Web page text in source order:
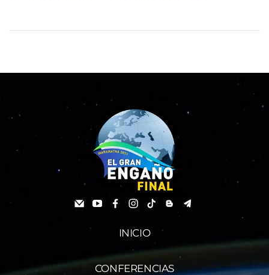
INICIO
CONFERENCIAS